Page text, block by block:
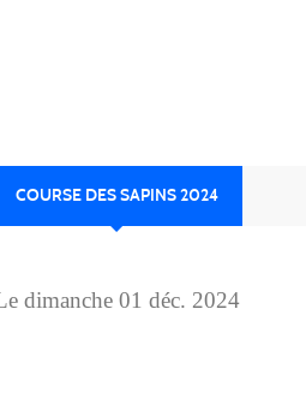
COURSE DES SAPINS 2024
dimanche 01 déc. 2024